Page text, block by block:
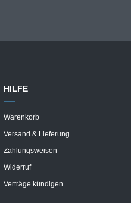
HILFE
Warenkorb
Versand & Lieferung
Zahlungsweisen
Widerruf
Verträge kündigen